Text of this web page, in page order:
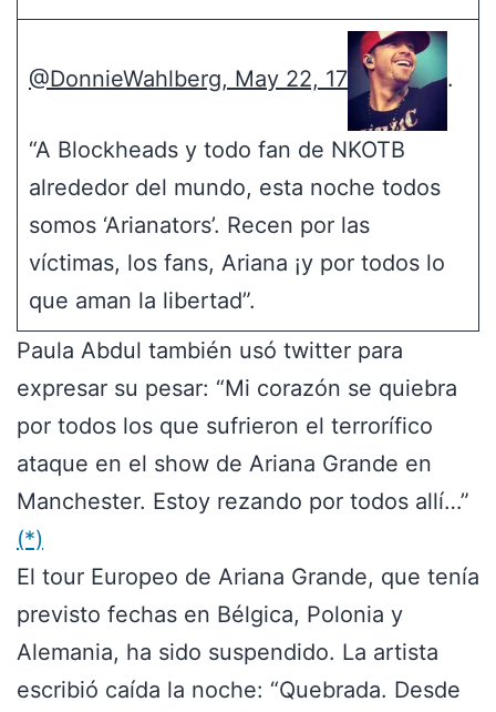
@DonnieWahlberg, May 22, 17 .
“A Blockheads y todo fan de NKOTB
alrededor del mundo, esta noche todos
somos ‘Arianators’. Recen por las
víctimas, los fans, Ariana ¡y por todos lo
que aman la libertad”.
Paula Abdul también usó twitter para
expresar su pesar: “Mi corazón se quiebra
por todos los que sufrieron el terrorífico
ataque en el show de Ariana Grande en
Manchester. Estoy rezando por todos allí…”
(*)
El tour Europeo de Ariana Grande, que tenía
previsto fechas en Bélgica, Polonia y
Alemania, ha sido suspendido. La artista
escribió caída la noche: “Quebrada. Desde